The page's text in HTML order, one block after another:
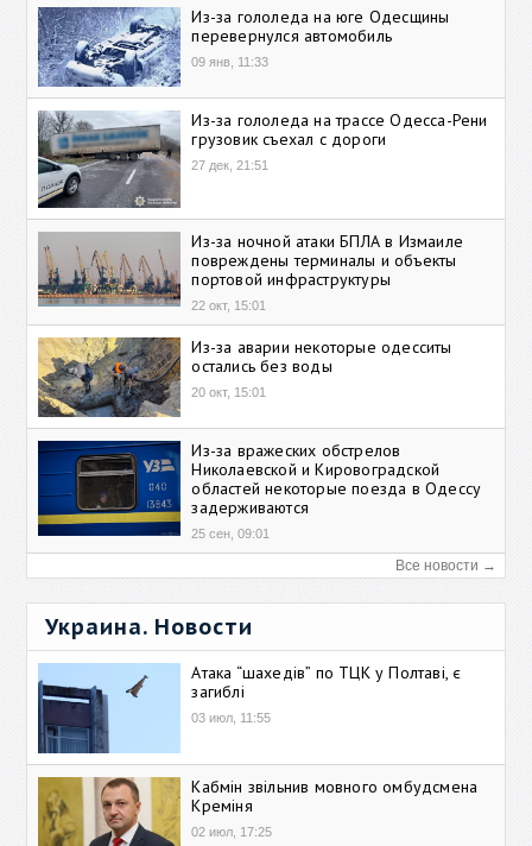
Из-за гололеда на юге Одесщины
перевернулся автомобиль
09 янв, 11:33
Из-за гололеда на трассе Одесса-Рени
грузовик съехал с дороги
27 дек, 21:51
Из-за ночной атаки БПЛА в Измаиле
повреждены терминалы и объекты
портовой инфраструктуры
22 окт, 15:01
Из-за аварии некоторые одесситы
остались без воды
20 окт, 15:01
Из-за вражеских обстрелов
Николаевской и Кировоградской
областей некоторые поезда в Одессу
задерживаются
25 сен, 09:01
Все новости →
Украина. Новости
Атака “шахедів” по ТЦК у Полтаві, є
загиблі
03 июл, 11:55
Кабмін звільнив мовного омбудсмена
Креміня
02 июл, 17:25